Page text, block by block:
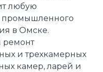
любую
промышленного
в Омске.
ремонт
и трехкамерных
камер, ларей и